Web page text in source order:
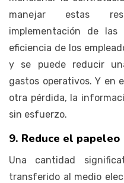
manejar estas
implementación de las
eficiencia de los
y se puede reducir
gastos operativos. Y en
otra pérdida, la
sin esfuerzo.
9. Reduce el papeleo
Una cantidad
transferido al medio